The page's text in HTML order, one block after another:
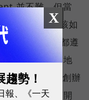
並不難，但當
Agent 時，該如
每位 AI 員工都遵
成了普遍的落地
雲發互動科技創辦
在於一套兼顧開
X
勢！
報、《一天